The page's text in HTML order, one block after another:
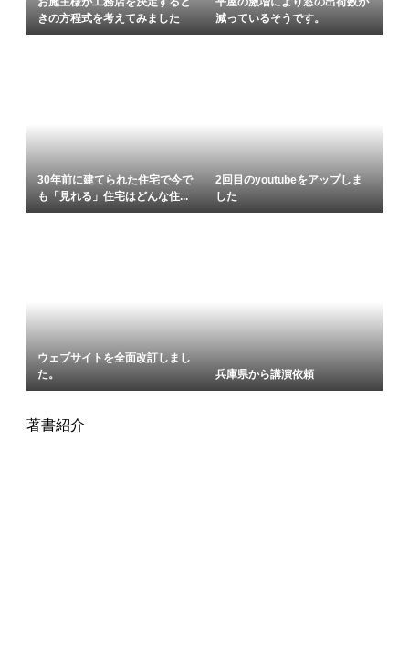
きの方程式を考えてみました
減っているそうです。
30年前に建てられた住宅で今で
も「見れる」住宅はどんな住...
2回目のyoutubeをアップしま
した
ウェブサイトを全面改訂しまし
た。
兵庫県から講演依頼
著書紹介